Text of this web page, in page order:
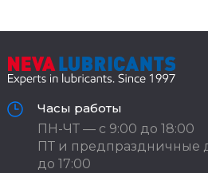
Часы работы
ПН-ЧТ — с 9:00 до 18:00
ПТ и предпраздничные
до 17:00